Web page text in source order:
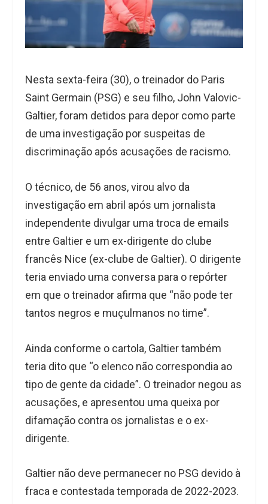
Nesta sexta-feira (30), o treinador do Paris
Saint Germain (PSG) e seu filho, John Valovic-
Galtier, foram detidos para depor como parte
de uma investigação por suspeitas de
discriminação após acusações de racismo.
O técnico, de 56 anos, virou alvo da
investigação em abril após um jornalista
independente divulgar uma troca de emails
entre Galtier e um ex-dirigente do clube
francês Nice (ex-clube de Galtier). O dirigente
teria enviado uma conversa para o repórter
em que o treinador afirma que “não pode ter
tantos negros e muçulmanos no time”.
Ainda conforme o cartola, Galtier também
teria dito que “o elenco não correspondia ao
tipo de gente da cidade”. O treinador negou as
acusações, e apresentou uma queixa por
difamação contra os jornalistas e o ex-
dirigente.
Galtier não deve permanecer no PSG devido à
fraca e contestada temporada de 2022-2023.